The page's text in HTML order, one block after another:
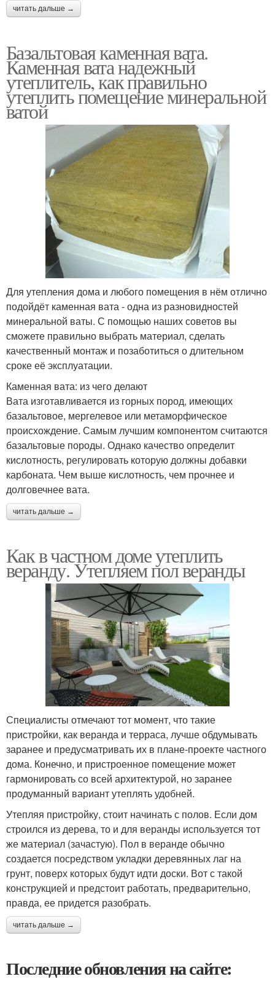
читать дальше →
Базальтовая каменная вата.
Каменная вата надежный
утеплитель, как правильно
утеплить помещение минеральной
ватой
Для утепления дома и любого помещения в нём отлично
подойдёт каменная вата - одна из разновидностей
минеральной ваты. С помощью наших советов вы
сможете правильно выбрать материал, сделать
качественный монтаж и позаботиться о длительном
сроке её эксплуатации.
Каменная вата: из чего делают
Вата изготавливается из горных пород, имеющих
базальтовое, мергелевое или метаморфическое
происхождение. Самым лучшим компонентом считаются
базальтовые породы. Однако качество определит
кислотность, регулировать которую должны добавки
карбоната. Чем выше кислотность, чем прочнее и
долговечнее вата.
читать дальше →
Как в частном доме утеплить
веранду. Утепляем пол веранды
Специалисты отмечают тот момент, что такие
пристройки, как веранда и терраса, лучше обдумывать
заранее и предусматривать их в плане-проекте частного
дома. Конечно, и пристроенное помещение может
гармонировать со всей архитектурой, но заранее
продуманный вариант утеплять удобней.
Утепляя пристройку, стоит начинать с полов. Если дом
строился из дерева, то и для веранды используется тот
же материал (зачастую). Пол в веранде обычно
создается посредством укладки деревянных лаг на
грунт, поверх которых будут идти доски. Вот с такой
конструкцией и предстоит работать, предварительно,
правда, ее придется разобрать.
читать дальше →
Последние обновления на сайте: